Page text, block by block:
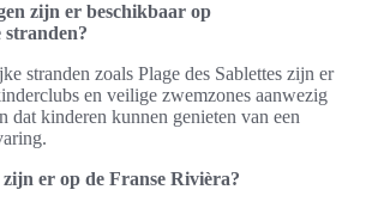
zijn er beschikbaar op
stranden?
stranden zoals Plage des Sablettes zijn er
en veilige zwemzones aanwezig
dat kinderen kunnen genieten van een
er op de Franse Rivièra?